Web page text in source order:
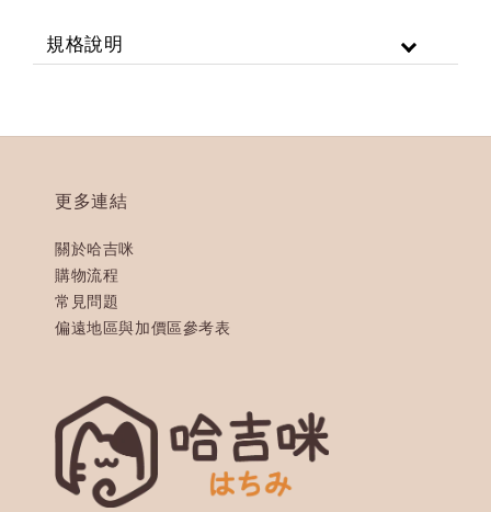
規格說明
更多連結
關於哈吉咪
購物流程
常見問題
偏遠地區與加價區參考表